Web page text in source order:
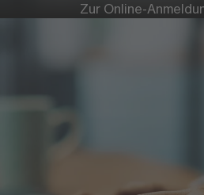
Zur Online-
Eine
Einbeziehung
Berufstätige folgt
Bildungsauftrag.